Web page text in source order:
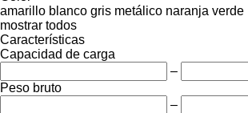
amarillo blanco gris metálico naranja verde
mostrar todos
Características
Capacidad de carga
–
Peso bruto
–